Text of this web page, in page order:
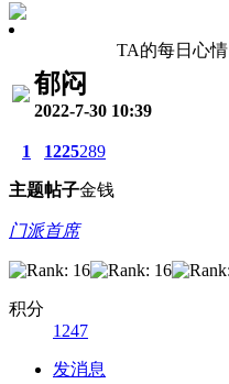
TA的每日心情
郁闷
2022-7-30 10:39
1
主题
1225
帖子
289
金钱
门派首席
积分
1247
发消息